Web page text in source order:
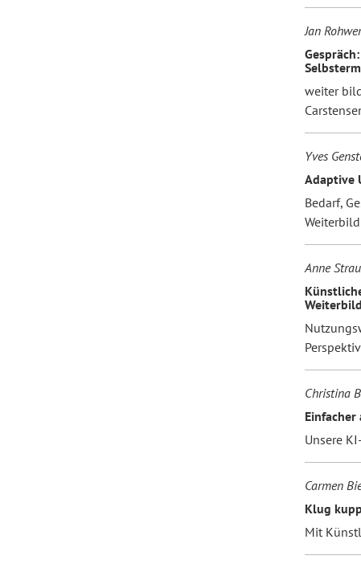
Jan
weiter
Yves
Adaptive
Bedarf,
Anne
Christina
Unsere
Carmen
Klug
Mit